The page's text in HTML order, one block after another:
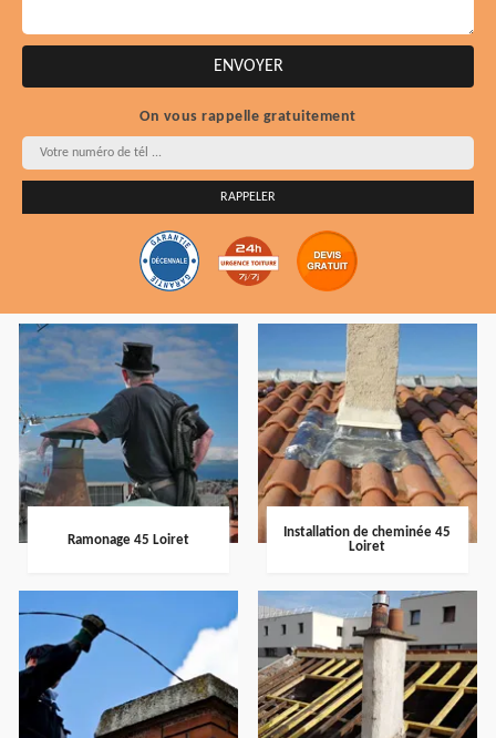
On vous rappelle gratuitement
Ramonage 45 Loiret
Installation de cheminée 45
Loiret